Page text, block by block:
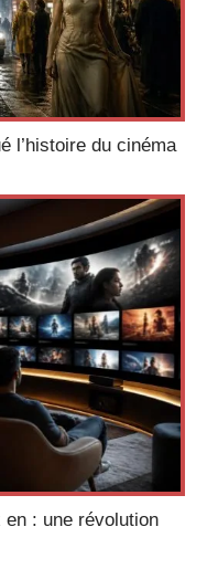
l’histoire du cinéma
en : une révolution